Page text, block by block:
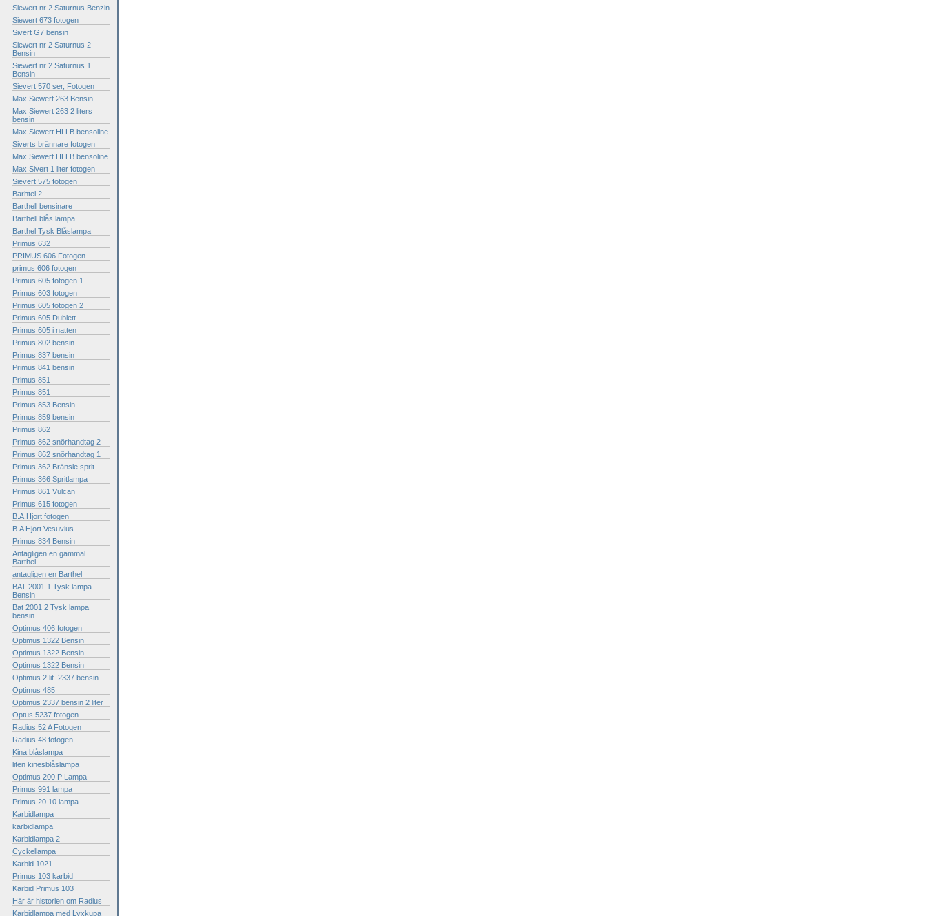
Siewert nr 2 Saturnus Benzin
Siewert 673 fotogen
Sivert G7 bensin
Siewert nr 2 Saturnus 2
Bensin
Siewert nr 2 Saturnus 1
Bensin
Sievert 570 ser, Fotogen
Max Siewert 263 Bensin
Max Siewert 263 2 liters
bensin
Max Siewert HLLB bensoline
Siverts brännare fotogen
Max Siewert HLLB bensoline
Max Sivert 1 liter fotogen
Sievert 575 fotogen
Barhtel 2
Barthell bensinare
Barthell blås lampa
Barthel Tysk Blåslampa
Primus 632
PRIMUS 606 Fotogen
primus 606 fotogen
Primus 605 fotogen 1
Primus 603 fotogen
Primus 605 fotogen 2
Primus 605 Dublett
Primus 605 i natten
Primus 802 bensin
Primus 837 bensin
Primus 841 bensin
Primus 851
Primus 851
Primus 853 Bensin
Primus 859 bensin
Primus 862
Primus 862 snörhandtag 2
Primus 862 snörhandtag 1
Primus 362 Bränsle sprit
Primus 366 Spritlampa
Primus 861 Vulcan
Primus 615 fotogen
B.A.Hjort fotogen
B.A Hjort Vesuvius
Primus 834 Bensin
Antagligen en gammal
Barthel
antagligen en Barthel
BAT 2001 1 Tysk lampa
Bensin
Bat 2001 2 Tysk lampa
bensin
Optimus 406 fotogen
Optimus 1322 Bensin
Optimus 1322 Bensin
Optimus 1322 Bensin
Optimus 2 lit. 2337 bensin
Optimus 485
Optimus 2337 bensin 2 liter
Optus 5237 fotogen
Radius 52 A Fotogen
Radius 48 fotogen
Kina blåslampa
liten kinesblåslampa
Optimus 200 P Lampa
Primus 991 lampa
Primus 20 10 lampa
Karbidlampa
karbidlampa
Karbidlampa 2
Cyckellampa
Karbid 1021
Primus 103 karbid
Karbid Primus 103
Här är historien om Radius
Karbidlampa med Lyxkupa